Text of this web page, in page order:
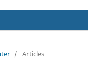
/ Articles